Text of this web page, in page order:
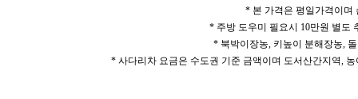
* 본 가격은 평일가격이며
* 주방 도우미 필요시 10만원 별도
* 북박이장농, 키높이 분해장농,
* 사다리차 요금은 수도권 기준 금액이며 도서산간지역,